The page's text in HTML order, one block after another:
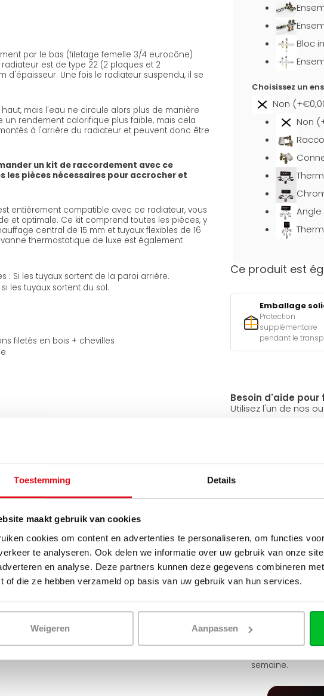
Toestemming Details
maakt gebruik van cookies
cookies om content en advertenties te personaliseren, om functies
te analyseren. Ook delen we informatie over uw gebruik van onze
en analyse. Deze partners kunnen deze gegevens combineren
of die ze hebben verzameld op basis van uw gebruik van hun services.
Weigeren Aanpassen
par le bas (filetage femelle 3/4 eurocône)
est de type 22 (2 plaques et 2
d'épaisseur. Une fois le radiateur suspendu, il se
mais l'eau ne circule alors plus de manière
un rendement calorifique plus faible, mais cela
à l'arrière du radiateur et peuvent donc être
un kit de raccordement avec ce
pièces nécessaires pour accrocher et
entièrement compatible avec ce radiateur, vous
et optimale. Ce kit comprend toutes les pièces, y
central de 15 mm et tuyaux flexibles de 16
thermostatique de luxe est également
: Si les tuyaux sortent de la paroi arrière.
les tuyaux sortent du sol.
filetés en bois + chevilles
Blanc (RAL 9016)
40.5 kg
160x50 cm
160 cm
50 cm
10,4 cm
Bloc
Choisissez un
Non
Non
Ce produit est
Emballage
Protection
supplémentaire
pendant le
Besoin d'aide pour
Utilisez l'un de nos
Simon est heureux
Envoyer un message
Large éventail
Venez vous
semaine.